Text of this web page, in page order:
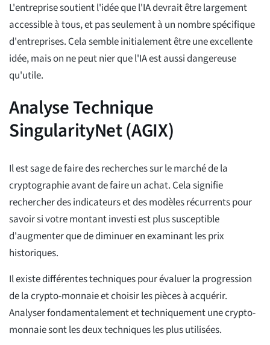
L'entreprise soutient l'idée que l'IA devrait être largement
accessible à tous, et pas seulement à un nombre spécifique
d'entreprises. Cela semble initialement être une excellente
idée, mais on ne peut nier que l'IA est aussi dangereuse
qu'utile.
Analyse Technique
SingularityNet (AGIX)
Il est sage de faire des recherches sur le marché de la
cryptographie avant de faire un achat. Cela signifie
rechercher des indicateurs et des modèles récurrents pour
savoir si votre montant investi est plus susceptible
d'augmenter que de diminuer en examinant les prix
historiques.
Il existe différentes techniques pour évaluer la progression
de la crypto-monnaie et choisir les pièces à acquérir.
Analyser fondamentalement et techniquement une crypto-
monnaie sont les deux techniques les plus utilisées.